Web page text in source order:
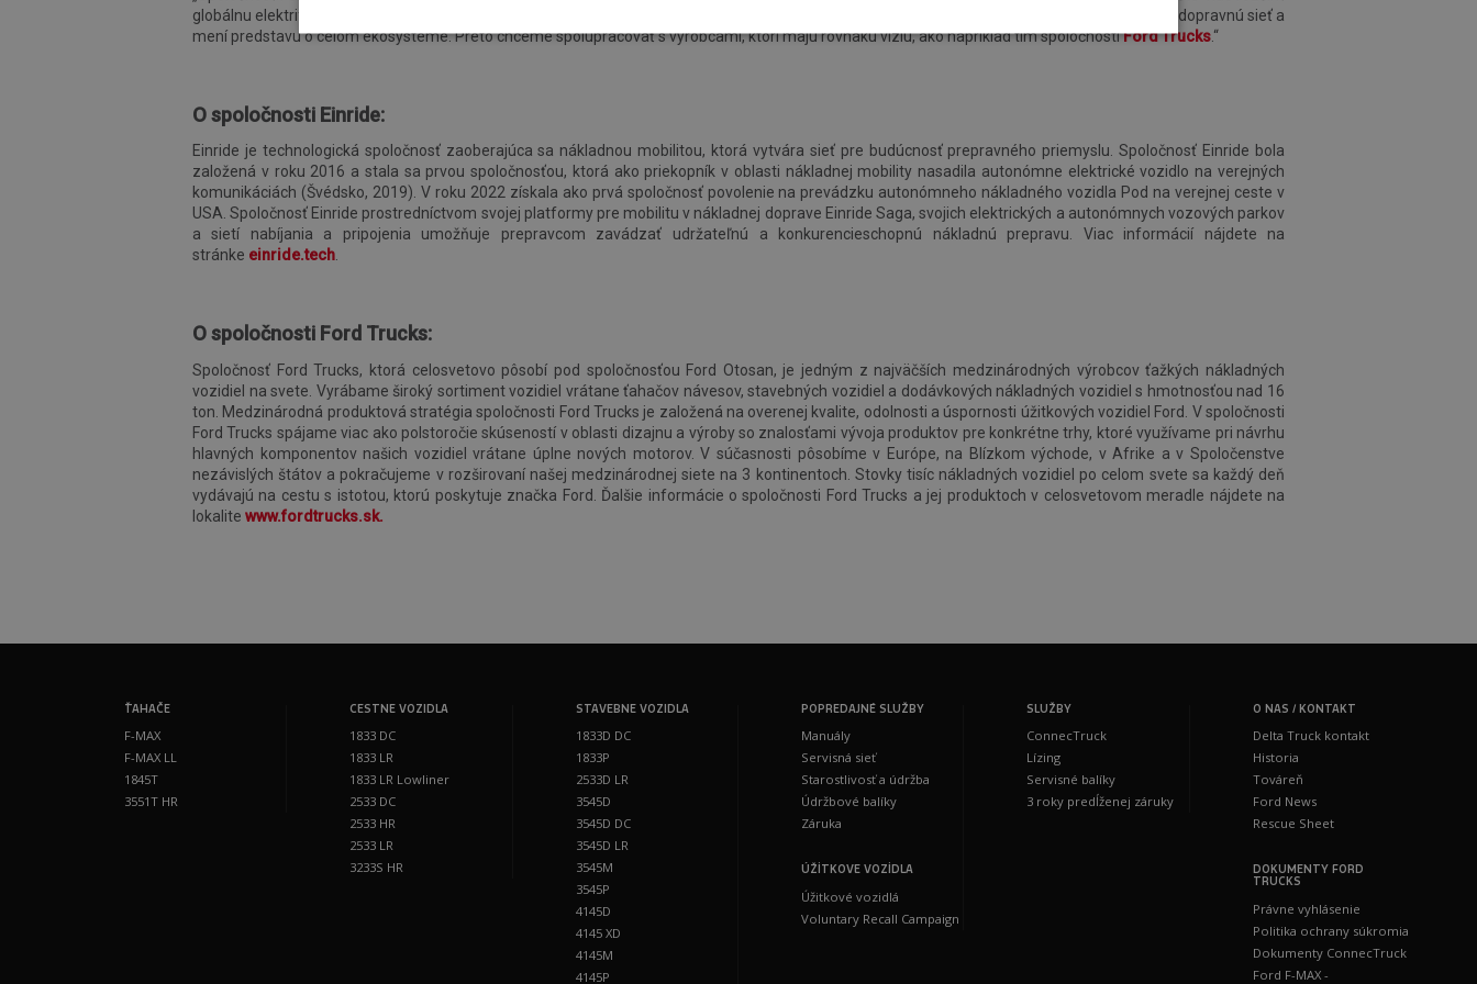
globálnu elektrifikáciu dopravy,“ povedala Ellen Kugelbergová, hlavná produktová riaditeľka spoločnosti Einride. „Einride od základov prestavuje dopravnú sieť a
mení predstavu o celom ekosystéme. Preto chceme spolupracovať s výrobcami, ktorí majú rovnakú víziu, ako napríklad tím spoločnostiFord Trucks.“
O spoločnosti Einride:
Einride je technologická spoločnosť zaoberajúca sa nákladnou mobilitou, ktorá vytvára sieť pre budúcnosť prepravného priemyslu. Spoločnosť Einride bola
založená v roku 2016 a stala sa prvou spoločnosťou, ktorá ako priekopník v oblasti nákladnej mobility nasadila autonómne elektrické vozidlo na verejných
komunikáciách (Švédsko, 2019). V roku 2022 získala ako prvá spoločnosť povolenie na prevádzku autonómneho nákladného vozidla Pod na verejnej ceste v
USA. Spoločnosť Einride prostredníctvom svojej platformy pre mobilitu v nákladnej doprave Einride Saga, svojich elektrických a autonómnych vozových parkov
a sietí nabíjania a pripojenia umožňuje prepravcom zavádzať udržateľnú a konkurencieschopnú nákladnú prepravu. Viac informácií nájdete na
stránke einride.tech.
O spoločnosti Ford Trucks:
Spoločnosť Ford Trucks, ktorá celosvetovo pôsobí pod spoločnosťou Ford Otosan, je jedným z najväčších medzinárodných výrobcov ťažkých nákladných
vozidiel na svete. Vyrábame široký sortiment vozidiel vrátane ťahačov návesov, stavebných vozidiel a dodávkových nákladných vozidiel s hmotnosťou nad 16
ton. Medzinárodná produktová stratégia spoločnosti Ford Trucks je založená na overenej kvalite, odolnosti a úspornosti úžitkových vozidiel Ford. V spoločnosti
Ford Trucks spájame viac ako polstoročie skúseností v oblasti dizajnu a výroby so znalosťami vývoja produktov pre konkrétne trhy, ktoré využívame pri návrhu
hlavných komponentov našich vozidiel vrátane úplne nových motorov. V súčasnosti pôsobíme v Európe, na Blízkom východe, v Afrike a v Spoločenstve
nezávislých štátov a pokračujeme v rozširovaní našej medzinárodnej siete na 3 kontinentoch. Stovky tisíc nákladných vozidiel po celom svete sa každý deň
vydávajú na cestu s istotou, ktorú poskytuje značka Ford. Ďalšie informácie o spoločnosti Ford Trucks a jej produktoch v celosvetovom meradle nájdete na
lokalite www.fordtrucks.sk.
ŤAHAČE
F-MAX
F-MAX LL
1845T
3551T HR
CESTNE VOZIDLA
1833 DC
1833 LR
1833 LR Lowliner
2533 DC
2533 HR
2533 LR
3233S HR
STAVEBNE VOZIDLA
1833D DC
1833P
2533D LR
3545D
3545D DC
3545D LR
3545M
3545P
4145D
4145 XD
4145M
4145P
POPREDAJNÉ SLUŽBY
Manuály
Servisná sieť
Starostlivosť a údržba
Údržbové balíky
Záruka
ÚŽİTKOVE VOZİDLA
Úžitkové vozidlá
Voluntary Recall Campaign
SLUŽBY
ConnecTruck
Lízing
Servisné balíky
3 roky predĺženej záruky
O NAS / KONTAKT
Delta Truck kontakt
Historia
Továreň
Ford News
Rescue Sheet
DOKUMENTY FORD
TRUCKS
Právne vyhlásenie
Politika ochrany súkromia
Dokumenty ConnecTruck
Ford F-MAX -